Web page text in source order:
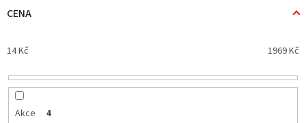
n
r
d
CENA
14Kč 1969Kč
Akce 4